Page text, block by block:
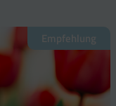
Empfehlung